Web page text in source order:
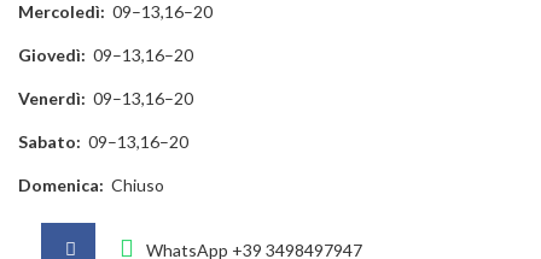
WhatsApp +39 3498497947
Mercoledì: 09–13,16–20
Giovedì: 09–13,16–20
Venerdì: 09–13,16–20
Sabato: 09–13,16–20
Domenica: Chiuso